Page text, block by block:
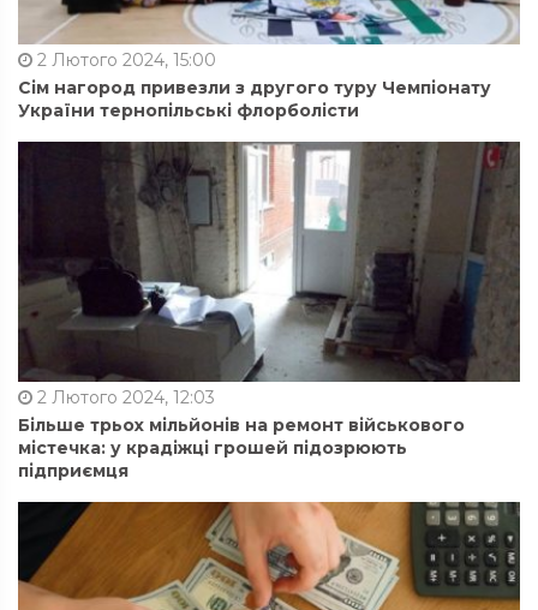
2 Лютого 2024, 15:00
Сім нагород привезли з другого туру Чемпіонату
України тернопільські флорболісти
2 Лютого 2024, 12:03
Більше трьох мільйонів на ремонт військового
містечка: у крадіжці грошей підозрюють
підприємця